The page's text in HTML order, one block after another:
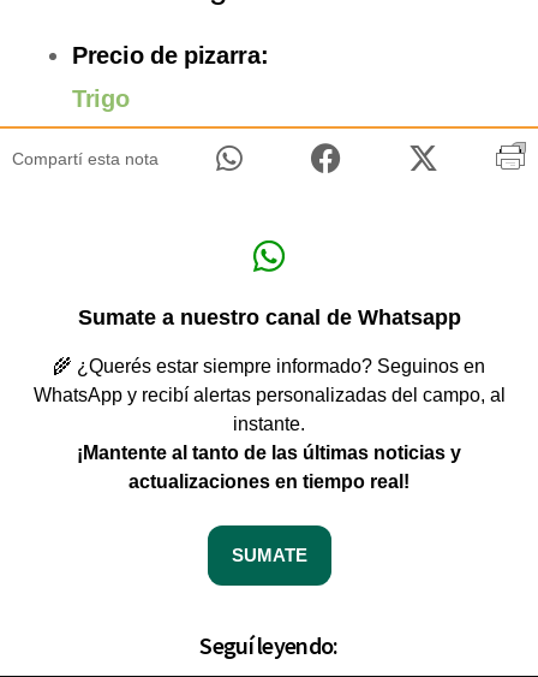
Precio de pizarra:
Trigo
Compartí esta nota
Sumate a nuestro canal de Whatsapp
🌾 ¿Querés estar siempre informado? Seguinos en
WhatsApp y recibí alertas personalizadas del campo, al
instante.
¡Mantente al tanto de las últimas noticias y
actualizaciones en tiempo real!
SUMATE
Seguí leyendo: